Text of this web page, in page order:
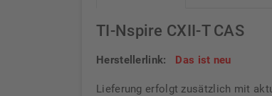
TI-Nspire CXII-T CAS
Herstellerlink: Das ist neu
Lieferung erfolgt zusätzlich mit